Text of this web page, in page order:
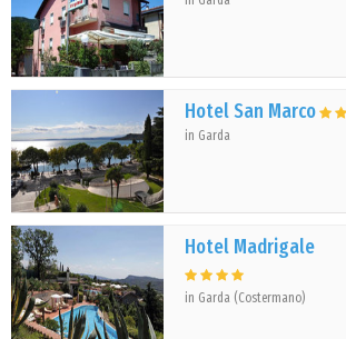
Hotel San Marco
in Garda
Hotel Madrigale
in Garda (Costermano)